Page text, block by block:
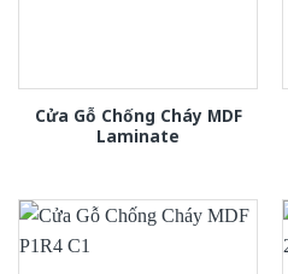
Cửa Gỗ Chống Cháy MDF
Laminate